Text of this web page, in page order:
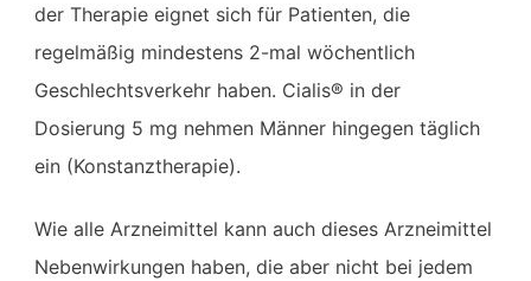
der Therapie eignet sich für Patienten, die
regelmäßig mindestens 2-mal wöchentlich
Geschlechtsverkehr haben. Cialis® in der
Dosierung 5 mg nehmen Männer hingegen täglich
ein (Konstanztherapie).
Wie alle Arzneimittel kann auch dieses Arzneimittel
Nebenwirkungen haben, die aber nicht bei jedem